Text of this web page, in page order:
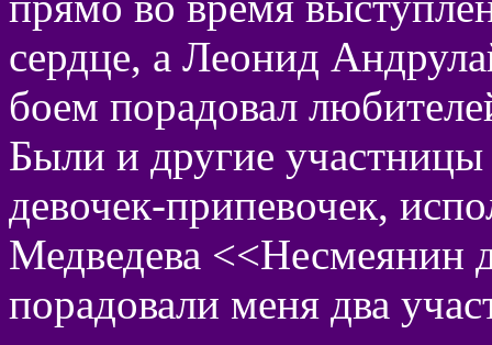
сердце, а Леонид
боем порадовал
Были и другие
девочек-припевочек,
Медведева <<Несмеянин
порадовали меня два